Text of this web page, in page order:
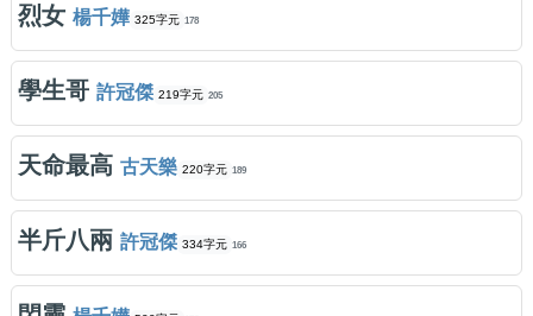
烈女 楊千嬅 325字元 178
學生哥 許冠傑 219字元 205
天命最高 古天樂 220字元 189
半斤八兩 許冠傑 334字元 166